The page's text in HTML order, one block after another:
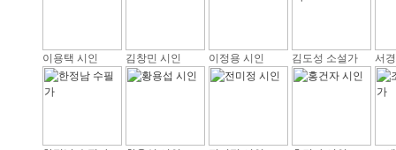
이용택 시인 김창민 시인 이정용 시인 김도성 소설가 서